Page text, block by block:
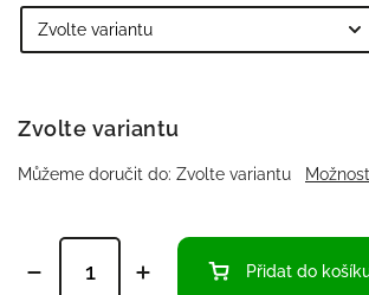
Zvolte variantu
Můžeme doručit do: Zvolte variantu
Přidat do